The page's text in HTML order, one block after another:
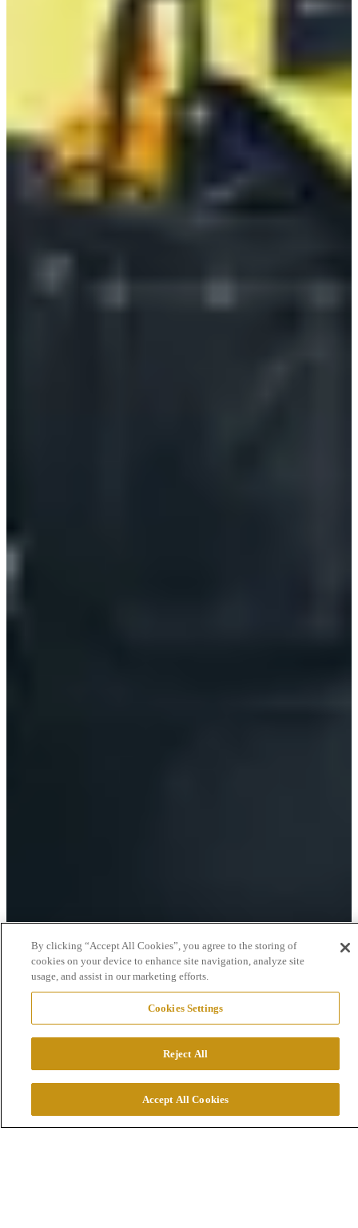
By clicking “Accept All Cookies”, you agree to the storing of
cookies on your device to enhance site navigation, analyze site
usage, and assist in our marketing efforts.
Cookies Settings
Reject All
Accept All Cookies